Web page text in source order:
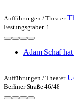
Aufführungen / Theater
Festungsgraben 1
Adam Schaf
Aufführungen / Theater
Berliner Straße 46/48